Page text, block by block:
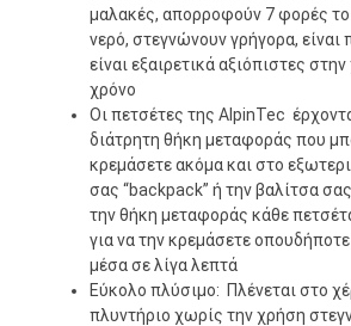
μαλακές, απορροφούν 7 φορές
νερό, στεγνώνουν γρήγορα, είναι
είναι εξαιρετικά αξιόπιστες
χρόνο
Οι πετσέτες της AlpinTec
διάτρητη θήκη μεταφοράς που
κρεμάσετε ακόμα και στο
σας “backpack” ή την βαλίτσα
την θήκη μεταφοράς κάθε
για να την κρεμάσετε
μέσα σε λίγα λεπτά
Εύκολο πλύσιμο: Πλένεται στο
πλυντήριο χωρίς την χρήση